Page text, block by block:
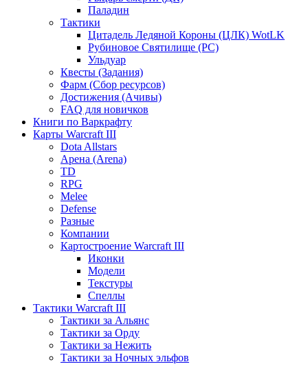
Паладин
Тактики
Цитадель Ледяной Короны (ЦЛК) WotLK
Рубиновое Святилище (РС)
Ульдуар
Квесты (Задания)
Фарм (Сбор ресурсов)
Достижения (Ачивы)
FAQ для новичков
Книги по Варкрафту
Карты Warcraft III
Dota Allstars
Арена (Arena)
TD
RPG
Melee
Defense
Разные
Компании
Картостроение Warcraft III
Иконки
Модели
Текстуры
Спеллы
Тактики Warcraft III
Тактики за Альянс
Тактики за Орду
Тактики за Нежить
Тактики за Ночных эльфов